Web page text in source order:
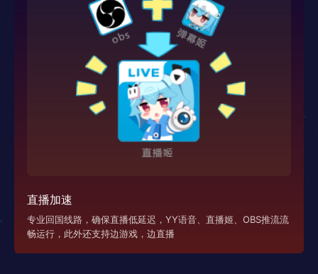
直播加速
专业回国线路，确保直播低延迟，YY语音、直播姬、OBS推流流
畅运行，此外还支持边游戏，边直播